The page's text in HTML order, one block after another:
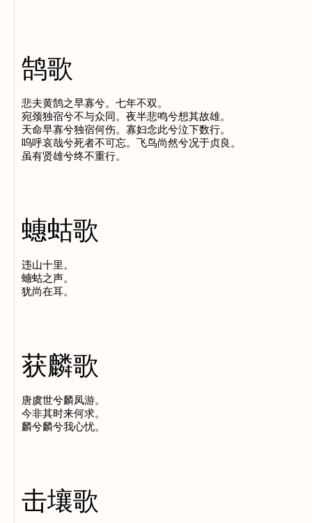
鹄歌
悲夫黄鹄之早寡兮。七年不双。
宛颈独宿兮不与众同。夜半悲鸣兮想其故雄。
天命早寡兮独宿何伤。寡妇念此兮泣下数行。
呜呼哀哉兮死者不可忘。飞鸟尚然兮况于贞良。
蟪蛄歌
违山十里。
蟪蛄之声。
获麟歌
唐虞世兮麟凤游。
今非其时来何求。
击壤歌